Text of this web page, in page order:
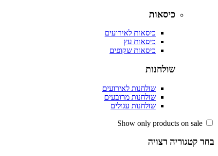
כיסאות
כיסאות לאירועים
כיסאות עץ
כיסאות שקופים
שולחנות
שולחנות לאירועים
שולחנות מרובעים
שולחנות עגולים
רצויה